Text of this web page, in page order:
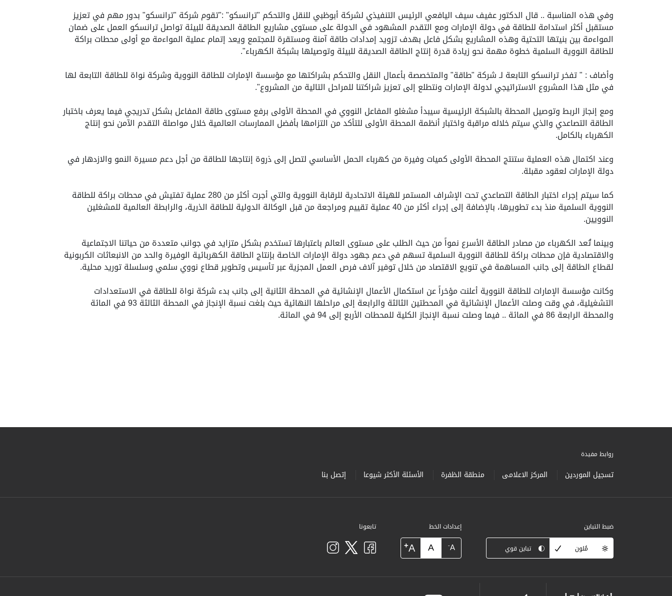
وفي هذه المناسبة .. قال الدكتور عفيف سيف اليافعي الرئيس التنفيذي لشركة أبوظبي للنقل والتحكم "ترانسكو" :"تقوم شركة "ترانسكو" بدور مهم في تعزيز
مستقبل أكثر استدامة للطاقة في دولة الإمارات ومع التقدم المشهود في الدولة على مستوى مشاريع الطاقة الصديقة للبيئة تواصل ترانسكو العمل على ضمان
المواءمة بين بنيتها التحتية وهذه المشاريع بشكل فاعل بهدف تزويد إمدادات طاقة آمنة ومستقرة للمجتمع ويعد إتمام عملية المواءمة مع أولى محطات براكة
للطاقة النووية السلمية خطوة مهمة نحو زيادة قدرة إنتاج الطاقة الصديقة للبيئة وتوصيلها بشبكة الكهرباء".
وأضاف : " تفخر ترانسكو التابعة لـ شركة "طاقة" والمتخصصة بأعمال النقل والتحكم بشراكتها مع مؤسسة الإمارات للطاقة النووية وشركة نواة للطاقة التابعة لها
في مثل هذا المشروع الاستراتيجي لدولة الإمارات ونتطلع إلى تعزيز شراكتنا للمراحل التالية من المشروع".
ومع إنجاز الربط وتوصيل المحطة بالشبكة الرئيسية سيبدأ مشغلو المفاعل النووي في المحطة الأولى برفع مستوى طاقة المفاعل بشكل تدريجي فيما يعرف باختبار
الطاقة التصاعدي والذي سيتم خلاله مراقبة واختبار أنظمة المحطة الأولى للتأكد من التزامها بأفضل الممارسات العالمية خلال مواصلة التقدم الآمن نحو إنتاج
الكهرباء بالكامل.
وعند اكتمال هذه العملية ستنتج المحطة الأولى كميات وفيرة من كهرباء الحمل الأساسي لتصل إلى ذروة إنتاجها للطاقة من أجل دعم مسيرة النمو والازدهار في
دولة الإمارات لعقود مقبلة.
كما سيتم إجراء اختبار الطاقة التصاعدي تحت الإشراف المستمر للهيئة الاتحادية للرقابة النووية والتي أجرت أكثر من 280 عملية تفتيش في محطات براكة للطاقة
النووية السلمية منذ بدء تطويرها، بالإضافة إلى إجراء أكثر من 40 عملية تقييم ومراجعة من قبل الوكالة الدولية للطاقة الذرية، والرابطة العالمية للمشغلين
النوويين.
وبينما تُعد الكهرباء من مصادر الطاقة الأسرع نمواً من حيث الطلب على مستوى العالم باعتبارها تستخدم بشكل متزايد في جوانب متعددة من حياتنا الاجتماعية
والاقتصادية فإن محطات براكة للطاقة النووية السلمية تسهم في دعم جهود دولة الإمارات الخاصة بإنتاج الطاقة الكهربائية الوفيرة والحد من الانبعاثات الكربونية
لقطاع الطاقة إلى جانب المساهمة في تنويع الاقتصاد من خلال توفير آلاف فرص العمل المجزية عبر تأسيس وتطوير قطاع نووي سلمي وسلسلة توريد محلية.
وكانت مؤسسة الإمارات للطاقة النووية أعلنت مؤخراً عن استكمال الأعمال الإنشائية في المحطة الثانية إلى جانب بدء شركة نواة للطاقة في الاستعدادات
التشغيلية، في وقت وصلت الأعمال الإنشائية في المحطتين الثالثة والرابعة إلى مراحلها النهائية حيث بلغت نسبة الإنجاز في المحطة الثالثة 93 في المائة
والمحطة الرابعة 86 في المائة .. فيما وصلت نسبة الإنجاز الكلية للمحطات الأربع إلى 94 في المائة.
روابط مفيدة
تسجيل الموردين المركز الاعلامى منطقة الظفرة الأسئلة الأكثر شيوعا إتصل بنا
ضبط التباين
مُلون
تباين قوي
إعدادات الخط
A
-
A
A
+
تابعونا